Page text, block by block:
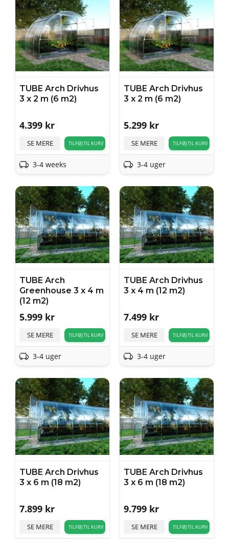
TUBE Arch Drivhus
3 x 2 m (6 m2)
4.399 kr
SE MERE TILFØJ TIL KURV
3-4 weeks
TUBE Arch Drivhus
3 x 2 m (6 m2)
5.299 kr
SE MERE TILFØJ TIL KURV
3-4 uger
TUBE Arch
Greenhouse 3 x 4 m
(12 m2)
5.999 kr
SE MERE TILFØJ TIL KURV
3-4 uger
TUBE Arch Drivhus
3 x 4 m (12 m2)
7.499 kr
SE MERE TILFØJ TIL KURV
3-4 uger
TUBE Arch Drivhus
3 x 6 m (18 m2)
7.899 kr
SE MERE TILFØJ TIL KURV
TUBE Arch Drivhus
3 x 6 m (18 m2)
9.799 kr
SE MERE TILFØJ TIL KURV